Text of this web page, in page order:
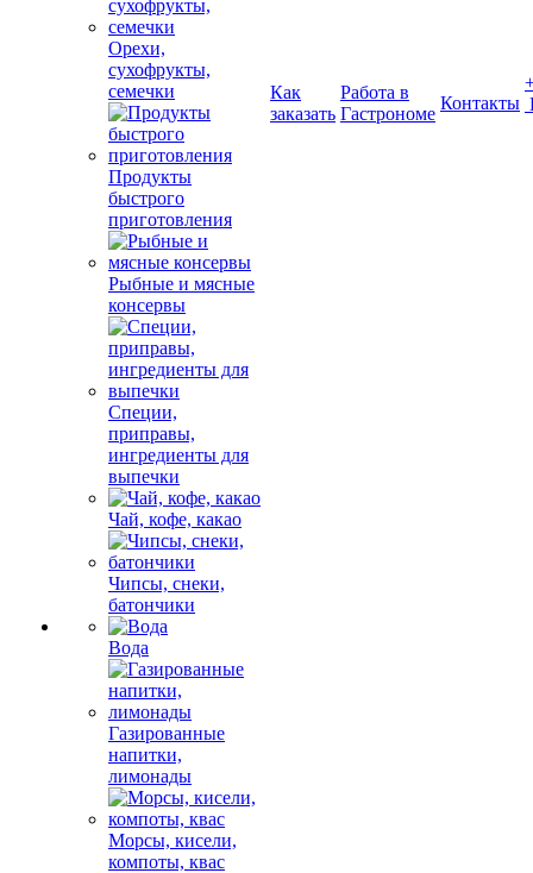
Орехи,
сухофрукты,
семечки
Продукты
быстрого
приготовления
Рыбные и мясные
консервы
Специи,
приправы,
ингредиенты для
выпечки
Чай, кофе, какао
Чипсы, снеки,
батончики
Вода
Газированные
напитки,
лимонады
Морсы, кисели,
компоты, квас
Как
заказать
Работа в
Гастрономе
Контакты